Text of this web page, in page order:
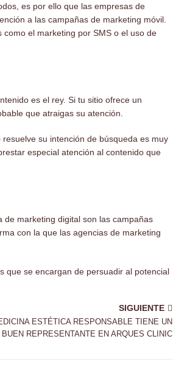
es por ello que las empresas de
a las campañas de marketing móvil.
el marketing por SMS o el uso de
es el rey. Si tu sitio ofrece un
que atraigas su atención.
su intención de búsqueda es muy
especial atención al contenido que
marketing digital son las campañas
con la que las agencias de marketing
que se encargan de persuadir al potencial
SIGUIENTE
ESTÉTICA RESPONSABLE TIENE UN
BUEN REPRESENTANTE EN ARQUES CLINIC